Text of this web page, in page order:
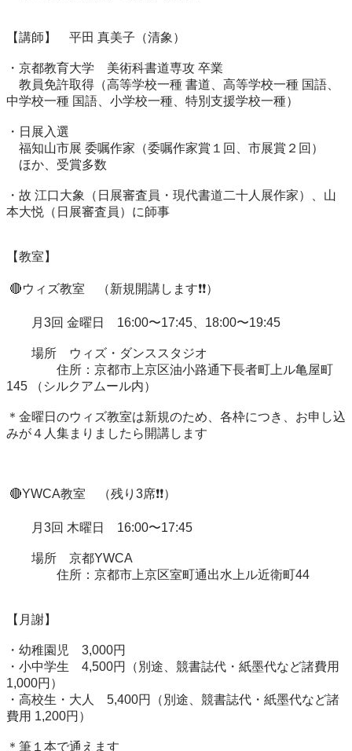
【講師】　平田 真美子（清象）
・京都教育大学　美術科書道専攻 卒業
教員免許取得（高等学校一種 書道、高等学校一種 国語、
中学校一種 国語、小学校一種、特別支援学校一種）
・日展入選
福知山市展 委嘱作家（委嘱作家賞１回、市展賞２回）
ほか、受賞多数
・故 江口大象（日展審査員・現代書道二十人展作家）、山
本大悦（日展審査員）に師事
【教室】
月3回 金曜日　16:00〜17:45、18:00〜19:45
場所　ウィズ・ダンススタジオ
住所：京都市上京区油小路通下長者町上ル亀屋町
145 （シルクアムール内）
＊金曜日のウィズ教室は新規のため、各枠につき、お申し込
みが４人集まりましたら開講します
月3回 木曜日　16:00〜17:45
場所　京都YWCA
住所：京都市上京区室町通出水上ル近衛町44
【月謝】
・幼稚園児　3,000円
・小中学生　4,500円（別途、競書誌代・紙墨代など諸費用
1,000円）
・高校生・大人　5,400円（別途、競書誌代・紙墨代など諸
費用 1,200円）
＊筆１本で通えます